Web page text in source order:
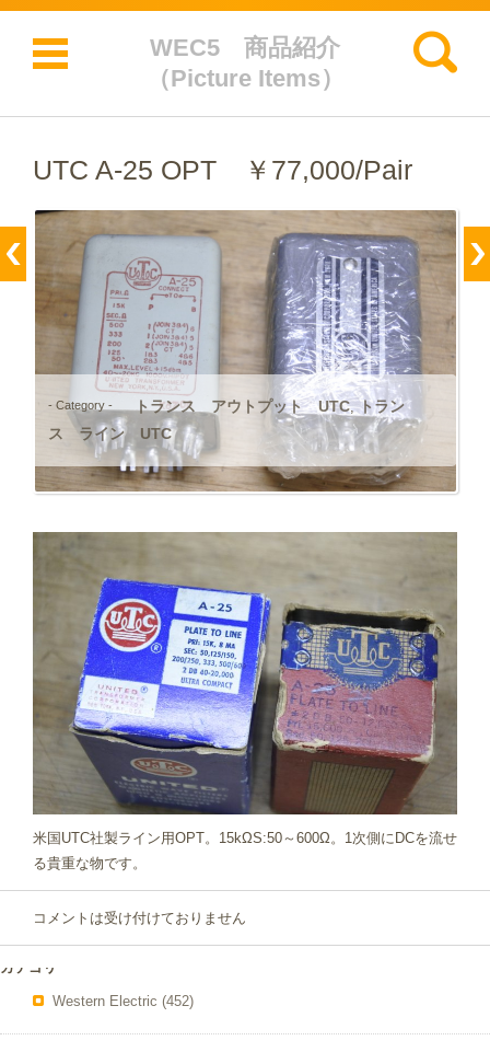
WEC5 商品紹介
（Picture Items）
検索:
コンテンツに移動
UTC A-25 OPT ￥77,000/Pair
- Category - トランス アウトプット UTC,トラン
ス ライン UTC
米国UTC社製ライン用OPT。15kΩS:50～600Ω。1次側にDCを流せ
る貴重な物です。
コメントは受け付けておりません
カテゴリー
Western Electric (452)